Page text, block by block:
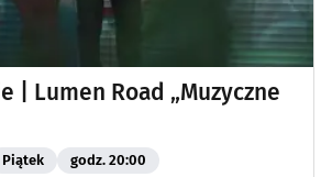
| Lumen Road „Muzyczne
Piątek godz. 20:00